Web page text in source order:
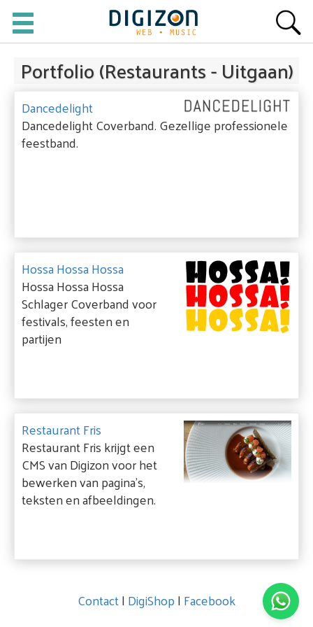
Portfolio (Restaurants - Uitgaan)
Dancedelight
Dancedelight Coverband. Gezellige professionele
feestband.
Hossa Hossa Hossa
Hossa Hossa Hossa
Schlager Coverband voor
festivals, feesten en
partijen
Restaurant Fris
Restaurant Fris krijgt een
CMS van Digizon voor het
bewerken van pagina's,
teksten en afbeeldingen.
Contact|DigiShop|Facebook